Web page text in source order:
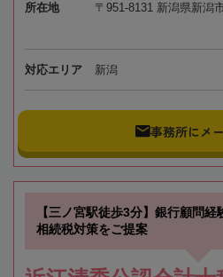
所在地 〒951-8131 新潟県新潟
対応エリア 新潟
事務所にメ
【三ノ宮駅徒歩3分】銀行顧問
相続税対策をご提案